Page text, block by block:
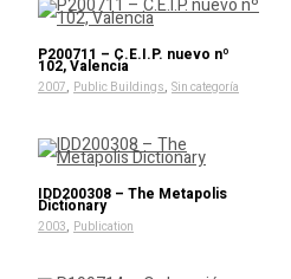
P200711 – C.E.I.P. nuevo nº
102, Valencia
2007, Public Buildings, Sin categoría
IDD200308 – The Metapolis
Dictionary
2003, Publication